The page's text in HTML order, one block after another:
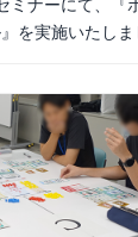
を実施いたしま